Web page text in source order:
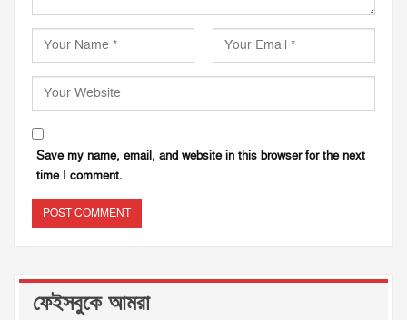
Save my name, email, and website in this browser for the next
time I comment.
ফেইসবুকে আমরা